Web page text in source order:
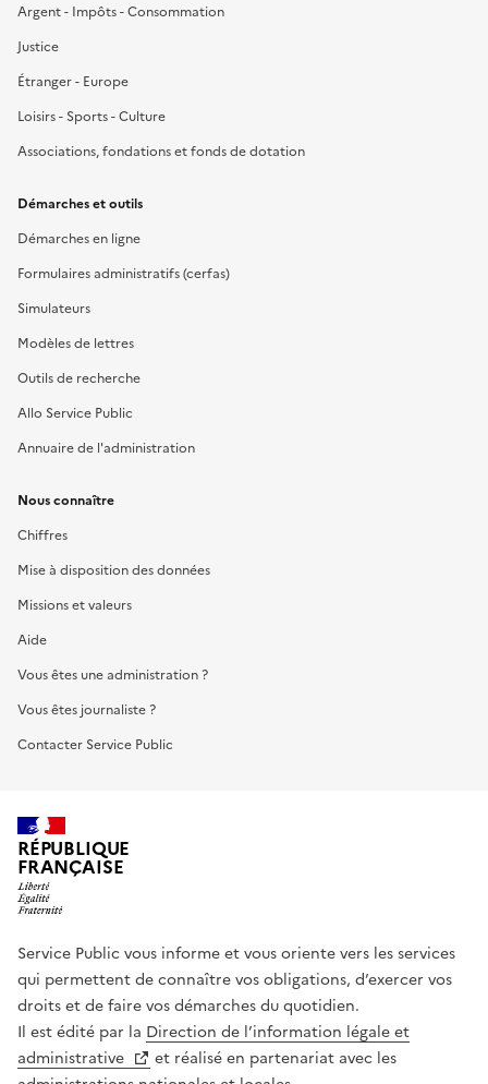
Argent - Impôts - Consommation
Justice
Étranger - Europe
Loisirs - Sports - Culture
Associations, fondations et fonds de dotation
Démarches et outils
Démarches en ligne
Formulaires administratifs (cerfas)
Simulateurs
Modèles de lettres
Outils de recherche
Allo Service Public
Annuaire de l'administration
Nous connaître
Chiffres
Mise à disposition des données
Missions et valeurs
Aide
Vous êtes une administration ?
Vous êtes journaliste ?
Contacter Service Public
RÉPUBLIQUE
FRANÇAISE
Service Public vous informe et vous oriente vers les services
qui permettent de connaître vos obligations, d’exercer vos
droits et de faire vos démarches du quotidien.
Il est édité par la Direction de l’information légale et
administrative
et réalisé en partenariat avec les